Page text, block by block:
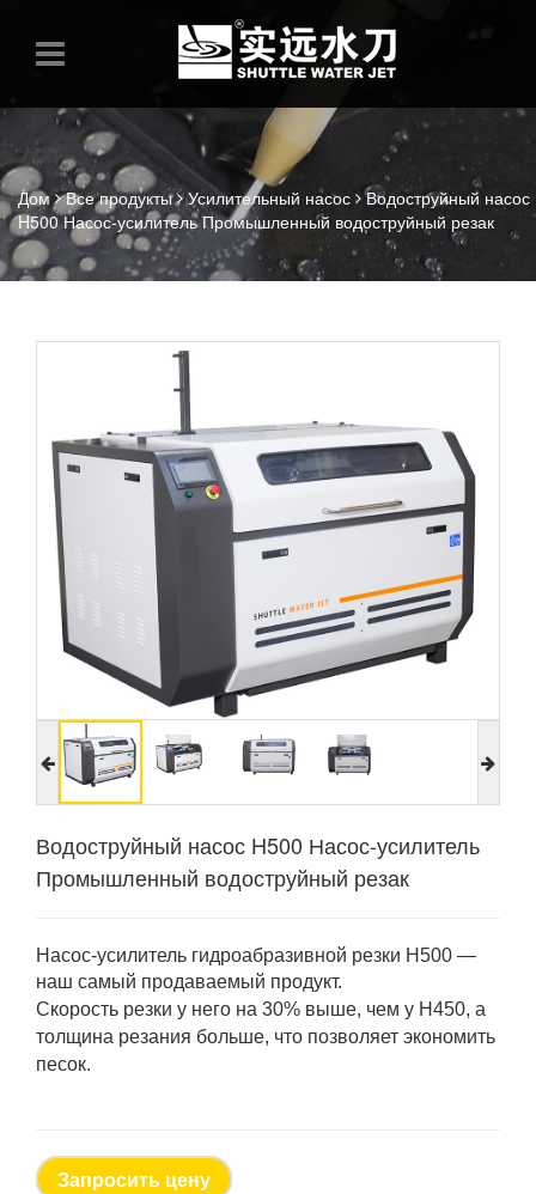
Дом Все продукты Усилительный насос
Водоструйный насос
H500 Насос-усилитель Промышленный водоструйный резак
Водоструйный насос H500 Насос-усилитель
Промышленный водоструйный резак
Насос-усилитель гидроабразивной резки H500 —
наш самый продаваемый продукт.
Скорость резки у него на 30% выше, чем у H450, а
толщина резания больше, что позволяет экономить
песок.
Запросить цену